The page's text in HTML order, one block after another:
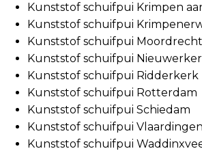
Kunststof schuifpui Krimpen
Kunststof schuifpui
Kunststof schuifpui Moordrecht
Kunststof schuifpui
Kunststof schuifpui Ridderkerk
Kunststof schuifpui Rotterdam
Kunststof schuifpui Schiedam
Kunststof schuifpui Vlaardingen
Kunststof schuifpui